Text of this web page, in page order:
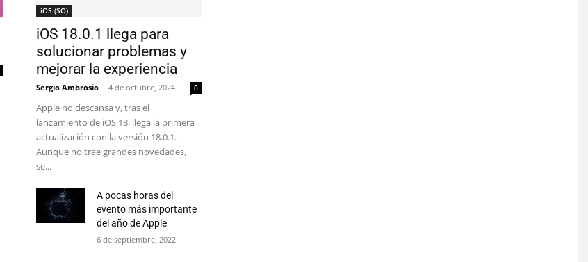
iOS (SO)
iOS 18.0.1 llega para
solucionar problemas y
mejorar la experiencia
Sergio Ambrosio - 4 de octubre, 2024 0
Apple no descansa y, tras el
lanzamiento de iOS 18, llega la primera
actualización con la versión 18.0.1.
Aunque no trae grandes novedades,
se...
A pocas horas del
evento más importante
del año de Apple
6 de septiembre, 2022